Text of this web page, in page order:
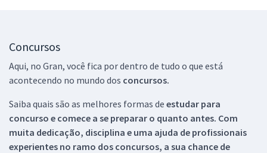
Concursos
Aqui, no Gran, você fica por dentro de tudo o que está
acontecendo no mundo dos concursos.
Saiba quais são as melhores formas de estudar para
concurso e comece a se preparar o quanto antes. Com
muita dedicação, disciplina e uma ajuda de profissionais
experientes no ramo dos concursos, a sua chance de